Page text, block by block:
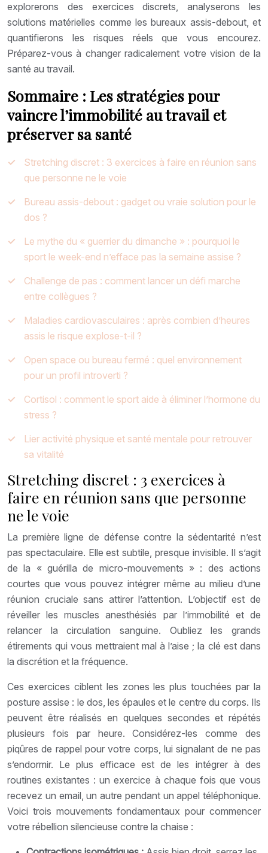
explorerons des exercices discrets, analyserons les
solutions matérielles comme les bureaux assis-debout, et
quantifierons les risques réels que vous encourez.
Préparez-vous à changer radicalement votre vision de la
santé au travail.
Sommaire : Les stratégies pour
vaincre l’immobilité au travail et
préserver sa santé
Stretching discret : 3 exercices à faire en réunion sans
que personne ne le voie
Bureau assis-debout : gadget ou vraie solution pour le
dos ?
Le mythe du « guerrier du dimanche » : pourquoi le
sport le week-end n’efface pas la semaine assise ?
Challenge de pas : comment lancer un défi marche
entre collègues ?
Maladies cardiovasculaires : après combien d’heures
assis le risque explose-t-il ?
Open space ou bureau fermé : quel environnement
pour un profil introverti ?
Cortisol : comment le sport aide à éliminer l’hormone du
stress ?
Lier activité physique et santé mentale pour retrouver
sa vitalité
Stretching discret : 3 exercices à
faire en réunion sans que personne
ne le voie
La première ligne de défense contre la sédentarité n’est
pas spectaculaire. Elle est subtile, presque invisible. Il s’agit
de la « guérilla de micro-mouvements » : des actions
courtes que vous pouvez intégrer même au milieu d’une
réunion cruciale sans attirer l’attention. L’objectif est de
réveiller les muscles anesthésiés par l’immobilité et de
relancer la circulation sanguine. Oubliez les grands
étirements qui vous mettraient mal à l’aise ; la clé est dans
la discrétion et la fréquence.
Ces exercices ciblent les zones les plus touchées par la
posture assise : le dos, les épaules et le centre du corps. Ils
peuvent être réalisés en quelques secondes et répétés
plusieurs fois par heure. Considérez-les comme des
piqûres de rappel pour votre corps, lui signalant de ne pas
s’endormir. Le plus efficace est de les intégrer à des
routines existantes : un exercice à chaque fois que vous
recevez un email, un autre pendant un appel téléphonique.
Voici trois mouvements fondamentaux pour commencer
votre rébellion silencieuse contre la chaise :